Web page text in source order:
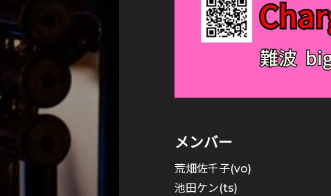
メンバー
荒畑佐千子(vo)
池田ケン(ts)